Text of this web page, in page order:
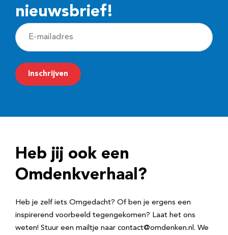
nieuwsbrief!
E
-
m
a
r
e
Inschrijven
Heb jij ook een
Omdenkverhaal?
Heb je zelf iets Omgedacht? Of ben je ergens een
inspirerend voorbeeld tegengekomen? Laat het ons
weten! Stuur een mailtje naar contact@omdenken.nl. We